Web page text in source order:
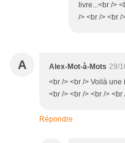
livre...<br />
/> <br /> <br /
A Alex-Mot-à-Mots 29/
<br /> <br /> Voilà
<br /> <br /> <br /> <br
Répondre